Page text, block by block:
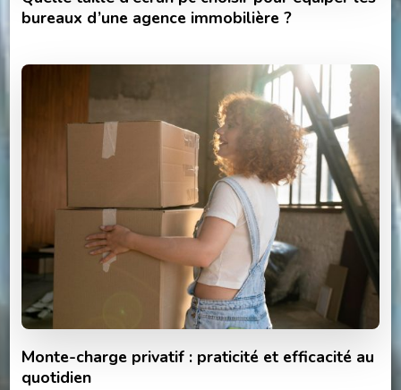
bureaux d’une agence immobilière ?
Monte-charge privatif : praticité et efficacité au
quotidien